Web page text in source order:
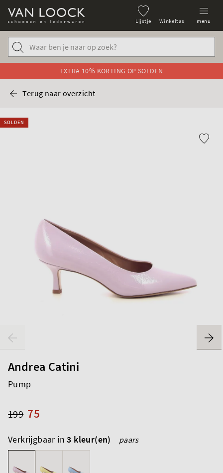
Lijstje Winkeltas menu
EXTRA 10% KORTING OP SOLDEN
Terug naar overzicht
SOLDEN
Andrea Catini
Pump
75
199
Verkrijgbaar in3 kleur(en) paars